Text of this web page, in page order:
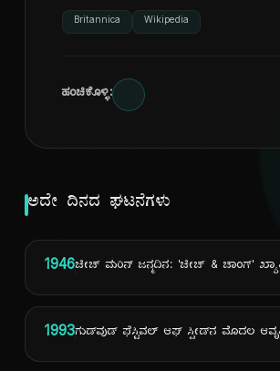
Britannica Wikipedia
ಹಂಚಿಕೊಳ್ಳಿ:
ಅದೇ ದಿನದ ಘಟನೆಗಳು
1946ಚೀಚ್ ಮರಿನ್ ಜನ್ಮದಿನ: 'ಚೀಚ್ & ಚಾಂಗ್'
1993ಗುಡ್‌ವುಡ್ ಫೆಸ್ಟಿವಲ್ ಆಫ್ ಸ್ಪೀಡ್‌ನ ಮೊದಲ